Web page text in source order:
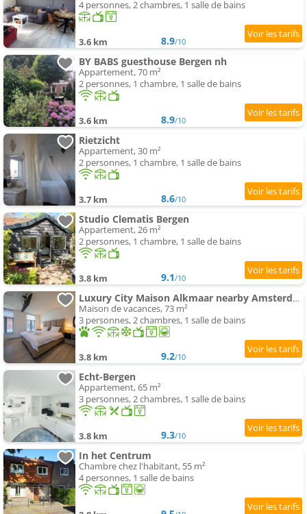
4 personnes, 2 chambres, 1 salle de bains
3.6 km 8.9/10
BY BABS guesthouse Bergen nh
Appartement, 70 m²
2 personnes, 1 chambre, 1 salle de bains
3.6 km 8.9/10
Rietzicht
Appartement, 30 m²
2 personnes, 1 chambre, 1 salle de bains
3.7 km 8.6/10
Studio Clematis Bergen
Appartement, 26 m²
2 personnes, 1 chambre, 1 salle de bains
3.8 km 9.1/10
Luxury City Maison Alkmaar nearby Amsterdam.
Maison de vacances, 73 m²
3 personnes, 2 chambres, 1 salle de bains
3.8 km 9.2/10
Echt-Bergen
Appartement, 65 m²
3 personnes, 2 chambres, 1 salle de bains
3.8 km 9.3/10
In het Centrum
Chambre chez l'habitant, 55 m²
4 personnes, 1 salle de bains